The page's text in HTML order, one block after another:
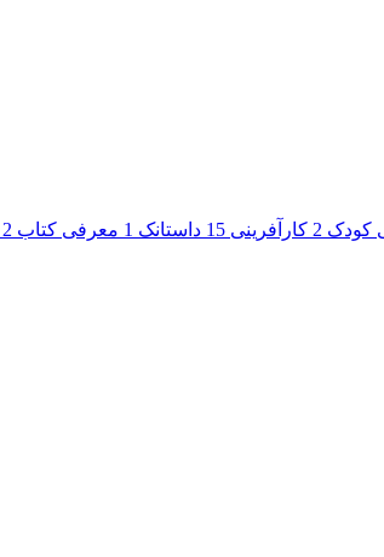
کودک 2 کارآفرینی 15 داستانک 1 معرفی کتاب 2